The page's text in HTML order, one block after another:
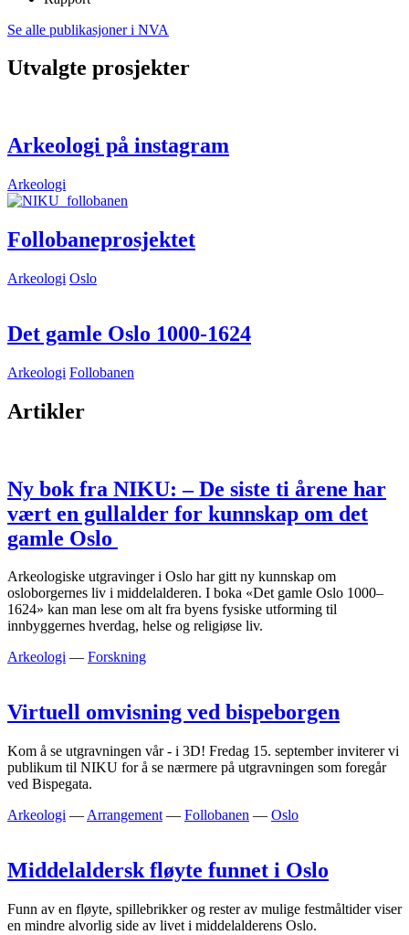
Se alle publikasjoner i NVA
Utvalgte prosjekter
Arkeologi på instagram
Arkeologi
Follobaneprosjektet
Arkeologi Oslo
Det gamle Oslo 1000-1624
Arkeologi Follobanen
Artikler
Ny bok fra NIKU: – De siste ti årene har
vært en gullalder for kunnskap om det
gamle Oslo
Arkeologiske utgravinger i Oslo har gitt ny kunnskap om
osloborgernes liv i middelalderen. I boka «Det gamle Oslo 1000–
1624» kan man lese om alt fra byens fysiske utforming til
innbyggernes hverdag, helse og religiøse liv.
Arkeologi — Forskning
Virtuell omvisning ved bispeborgen
Kom å se utgravningen vår - i 3D! Fredag 15. september inviterer vi
publikum til NIKU for å se nærmere på utgravningen som foregår
ved Bispegata.
Arkeologi — Arrangement — Follobanen — Oslo
Middelaldersk fløyte funnet i Oslo
Funn av en fløyte, spillebrikker og rester av mulige festmåltider viser
en mindre alvorlig side av livet i middelalderens Oslo.